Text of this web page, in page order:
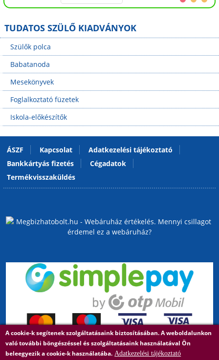
TUDATOS SZÜLŐ KIADVÁNYOK
Szülők polca
Babatanoda
Mesekönyvek
Foglalkoztató füzetek
Iskola-előkészítők
ÁSZF Kapcsolat
Adatkezelési tájékoztató
Bankkártyás fizetés
Cégadatok
Termékvisszaküldés
A cookie-k segítenek szolgáltatásaink biztosításában. A weboldalunkon
való további böngészéssel és szolgáltatásaink használatával Ön
beleegyezik a cookie-k használatába. Adatkezelési tájékoztató